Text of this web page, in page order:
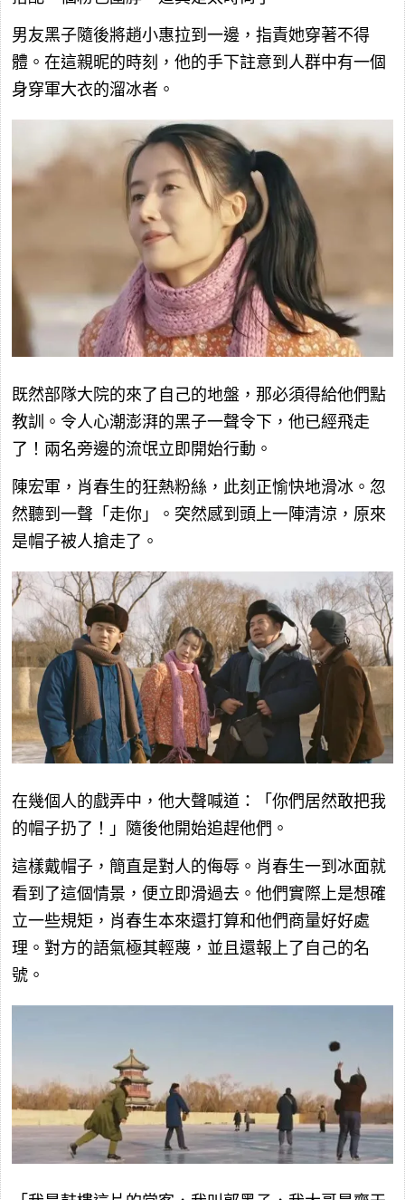
男友黑子隨後將趙小惠拉到一邊，指責她穿著不得
體。在這親昵的時刻，他的手下註意到人群中有一個
身穿軍大衣的溜冰者。
既然部隊大院的來了自己的地盤，那必須得給他們點
教訓。令人心潮澎湃的黑子一聲令下，他已經飛走
了！兩名旁邊的流氓立即開始行動。
陳宏軍，肖春生的狂熱粉絲，此刻正愉快地滑冰。忽
然聽到一聲「走你」。突然感到頭上一陣清涼，原來
是帽子被人搶走了。
在幾個人的戲弄中，他大聲喊道：「你們居然敢把我
的帽子扔了！」隨後他開始追趕他們。
這樣戴帽子，簡直是對人的侮辱。肖春生一到冰面就
看到了這個情景，便立即滑過去。他們實際上是想確
立一些規矩，肖春生本來還打算和他們商量好好處
理。對方的語氣極其輕蔑，並且還報上了自己的名
號。